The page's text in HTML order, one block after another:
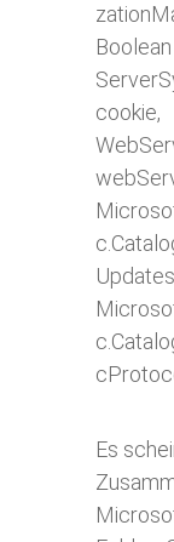
cookie,
Es